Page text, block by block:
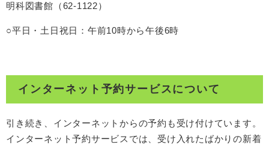
明科図書館（62-1122）
○平日・土日祝日：午前10時から午後6時
インターネット予約サービスについて
引き続き、インターネットからの予約も受け付けています。
インターネット予約サービスでは、受け入れたばかりの新着